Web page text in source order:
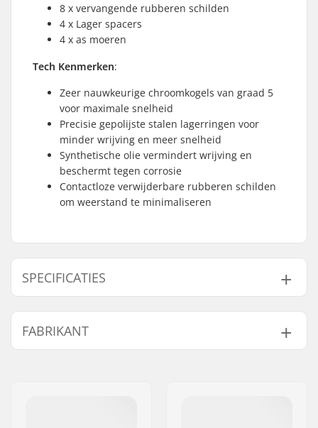
8 x vervangende rubberen schilden
4 x Lager spacers
4 x as moeren
Tech Kenmerken:
Zeer nauwkeurige chroomkogels van graad 5
voor maximale snelheid
Precisie gepolijste stalen lagerringen voor
minder wrijving en meer snelheid
Synthetische olie vermindert wrijving en
beschermt tegen corrosie
Contactloze verwijderbare rubberen schilden
om weerstand te minimaliseren
SPECIFICATIES
Lagerprecisie:
Niet gespecificeerd
Lager type:
Smeermiddel:
Oil
FABRIKANT